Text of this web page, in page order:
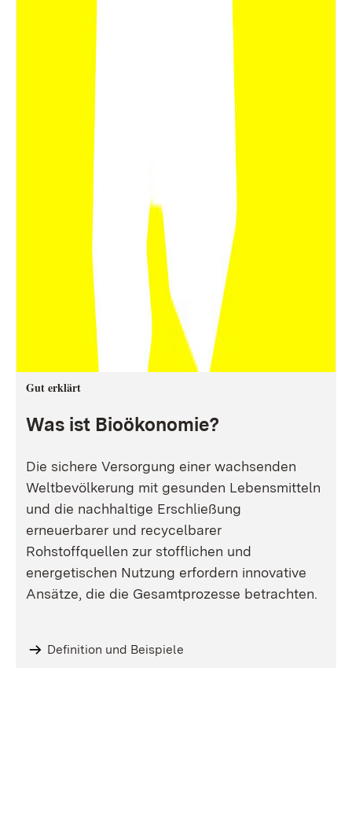
Gut erklärt
Was ist Bioökonomie?
Die sichere Versorgung einer wachsenden
Weltbevölkerung mit gesunden Lebensmitteln
und die nachhaltige Erschließung
erneuerbarer und recycelbarer
Rohstoffquellen zur stofflichen und
energetischen Nutzung erfordern innovative
Ansätze, die die Gesamtprozesse betrachten.
Definition und Beispiele